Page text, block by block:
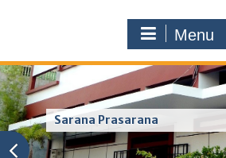
Menu
Sarana Prasarana